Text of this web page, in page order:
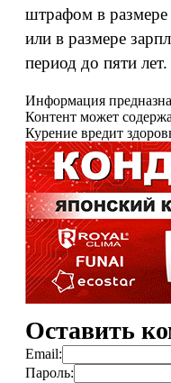
штрафом в
или в размере
период до пяти лет.
Информация
Контент может
Курение вредит
Оставить
Email:
Пароль: